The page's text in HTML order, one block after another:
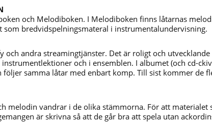
och Melodiboken. I Melodiboken finns låtarnas
som bredvidspelningsmateral i instrumentalundervisning.
och andra streamingtjänster. Det är roligt och
och i ensemblen. I albumet (och cd-
följer samma låtar med enbart komp. Till sist kommer de
melodin vandrar i de olika stämmorna. För att
är skrivna så att de går bra att spela utan